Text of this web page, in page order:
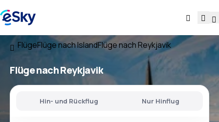
FlügeFlüge nach IslandFlüge nach Reykjavik
Flüge nach Reykjavik
Hin- und Rückflug Nur Hinflug